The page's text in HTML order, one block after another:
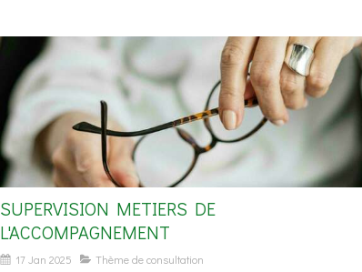
SUPERVISION METIERS DE
L'ACCOMPAGNEMENT
17 Jan 2025 Thème de consultation